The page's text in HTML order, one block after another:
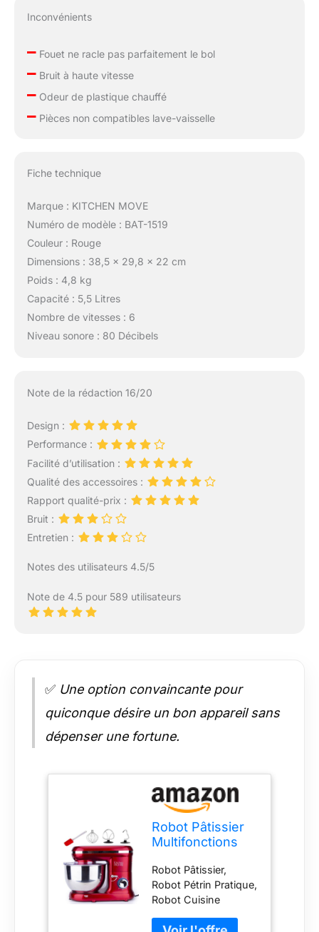
Inconvénients
–Fouet ne racle pas parfaitement le bol
–Bruit à haute vitesse
–Odeur de plastique chauffé
–Pièces non compatibles lave-vaisselle
Fiche technique
Marque : KITCHEN MOVE
Numéro de modèle : BAT-1519
Couleur : Rouge
Dimensions : 38,5 x 29,8 x 22 cm
Poids : 4,8 kg
Capacité : 5,5 Litres
Nombre de vitesses : 6
Niveau sonore : 80 Décibels
Note de la rédaction 16/20
Design :
Performance :
Facilité d’utilisation :
Qualité des accessoires :
Rapport qualité-prix :
Bruit :
Entretien :
Notes des utilisateurs 4.5/5
Note de 4.5 pour 589 utilisateurs
✅ Une option convaincante pour
quiconque désire un bon appareil sans
dépenser une fortune.
Robot Pâtissier
Multifonctions
Rouge - BAT-
1519
Robot Pâtissier,
Robot Pétrin Pratique,
Robot Cuisine
Pétrisseur